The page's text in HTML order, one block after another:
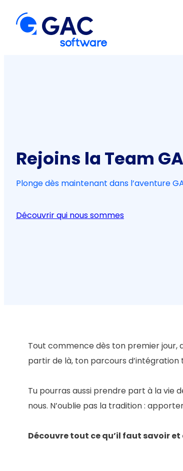
Rejoins la Team
Plonge dès maintenant dans l’aventure
Découvrir qui nous sommes
Tout commence dès ton premier jour,
partir de là, ton parcours
Tu pourras aussi prendre part à la vie
nous. N’oublie pas la tradition :
Découvre tout ce qu’il faut savoir